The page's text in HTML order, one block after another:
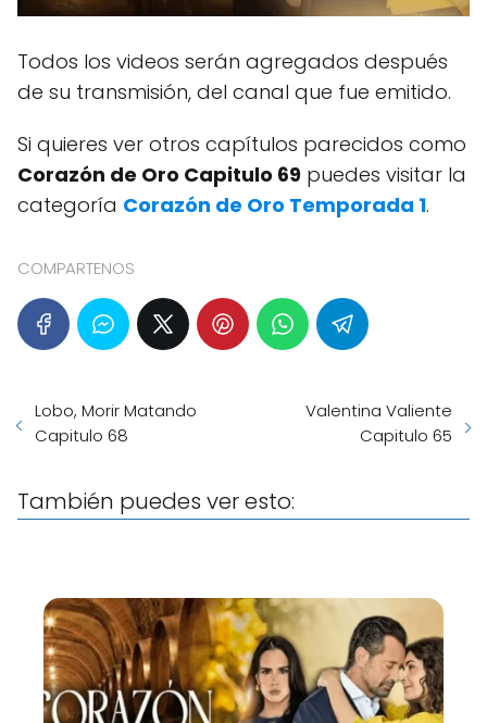
Todos los videos serán agregados después
de su transmisión, del canal que fue emitido.
Si quieres ver otros capítulos parecidos como
Corazón de Oro Capitulo 69 puedes visitar la
categoría Corazón de Oro Temporada 1.
COMPARTENOS
Lobo, Morir Matando
Capitulo 68
Valentina Valiente
Capitulo 65
También puedes ver esto: